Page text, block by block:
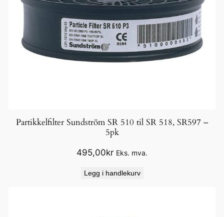
Partikkelfilter Sundström SR 510 til SR 518, SR597 –
5pk
495,00kr Eks. mva.
Legg i handlekurv